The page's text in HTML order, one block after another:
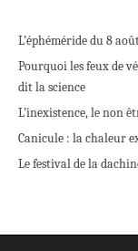
L’éphéméride du 8
Pourquoi les feux de
dit la science
L’inexistence, le non
Canicule : la chaleur
Le festival de la